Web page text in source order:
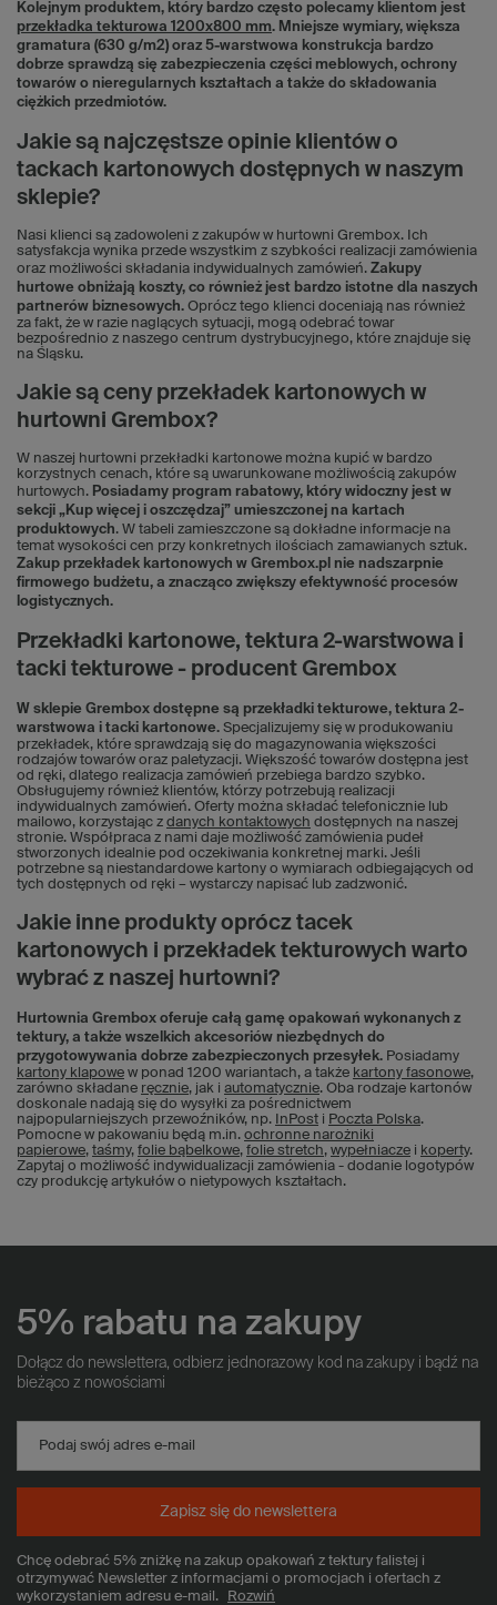
Kolejnym produktem, który bardzo często polecamy klientom jest
przekładka tekturowa 1200x800 mm. Mniejsze wymiary, większa
gramatura (630 g/m2) oraz 5-warstwowa konstrukcja bardzo
dobrze sprawdzą się zabezpieczenia części meblowych, ochrony
towarów o nieregularnych kształtach a także do składowania
ciężkich przedmiotów.
Jakie są najczęstsze opinie klientów o
tackach kartonowych dostępnych w naszym
sklepie?
Nasi klienci są zadowoleni z zakupów w hurtowni Grembox. Ich
satysfakcja wynika przede wszystkim z szybkości realizacji zamówienia
oraz możliwości składania indywidualnych zamówień. Zakupy
hurtowe obniżają koszty, co również jest bardzo istotne dla naszych
partnerów biznesowych. Oprócz tego klienci doceniają nas również
za fakt, że w razie naglących sytuacji, mogą odebrać towar
bezpośrednio z naszego centrum dystrybucyjnego, które znajduje się
na Śląsku.
Jakie są ceny przekładek kartonowych w
hurtowni Grembox?
W naszej hurtowni przekładki kartonowe można kupić w bardzo
korzystnych cenach, które są uwarunkowane możliwością zakupów
hurtowych. Posiadamy program rabatowy, który widoczny jest w
sekcji „Kup więcej i oszczędzaj” umieszczonej na kartach
produktowych. W tabeli zamieszczone są dokładne informacje na
temat wysokości cen przy konkretnych ilościach zamawianych sztuk.
Zakup przekładek kartonowych w Grembox.pl nie nadszarpnie
firmowego budżetu, a znacząco zwiększy efektywność procesów
logistycznych.
Przekładki kartonowe, tektura 2-warstwowa i
tacki tekturowe - producent Grembox
W sklepie Grembox dostępne są przekładki tekturowe, tektura 2-
warstwowa i tacki kartonowe. Specjalizujemy się w produkowaniu
przekładek, które sprawdzają się do magazynowania większości
rodzajów towarów oraz paletyzacji. Większość towarów dostępna jest
od ręki, dlatego realizacja zamówień przebiega bardzo szybko.
Obsługujemy również klientów, którzy potrzebują realizacji
indywidualnych zamówień. Oferty można składać telefonicznie lub
mailowo, korzystając z danych kontaktowych dostępnych na naszej
stronie. Współpraca z nami daje możliwość zamówienia pudeł
stworzonych idealnie pod oczekiwania konkretnej marki. Jeśli
potrzebne są niestandardowe kartony o wymiarach odbiegających od
tych dostępnych od ręki – wystarczy napisać lub zadzwonić.
Jakie inne produkty oprócz tacek
kartonowych i przekładek tekturowych warto
wybrać z naszej hurtowni?
Hurtownia Grembox oferuje całą gamę opakowań wykonanych z
tektury, a także wszelkich akcesoriów niezbędnych do
przygotowywania dobrze zabezpieczonych przesyłek. Posiadamy
kartony klapowe w ponad 1200 wariantach, a także kartony fasonowe,
zarówno składane ręcznie, jak i automatycznie. Oba rodzaje kartonów
doskonale nadają się do wysyłki za pośrednictwem
najpopularniejszych przewoźników, np.
InPost i Poczta Polska.
Pomocne w pakowaniu będą m.in. ochronne narożniki
papierowe, taśmy, folie bąbelkowe, folie stretch, wypełniacze i koperty.
Zapytaj o możliwość indywidualizacji zamówienia - dodanie logotypów
czy produkcję artykułów o nietypowych kształtach.
5% rabatu na zakupy
Dołącz do newslettera, odbierz jednorazowy kod na zakupy i bądź na
bieżąco z nowościami
Podaj swój adres e-mail
Chcę odebrać 5% zniżkę na zakup opakowań z tektury falistej i
otrzymywać Newsletter z informacjami o promocjach i ofertach z
wykorzystaniem adresu e-mail.
Rozwiń
Zapisz się do newslettera